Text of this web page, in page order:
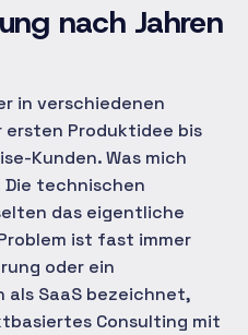
nach Jahren
in verschiedenen
Produktidee bis
Kunden. Was mich
technischen
das eigentliche
ist fast immer
oder ein
als SaaS bezeichnet,
Consulting mit